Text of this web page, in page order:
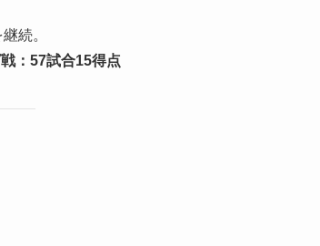
続。
：57試合15得点